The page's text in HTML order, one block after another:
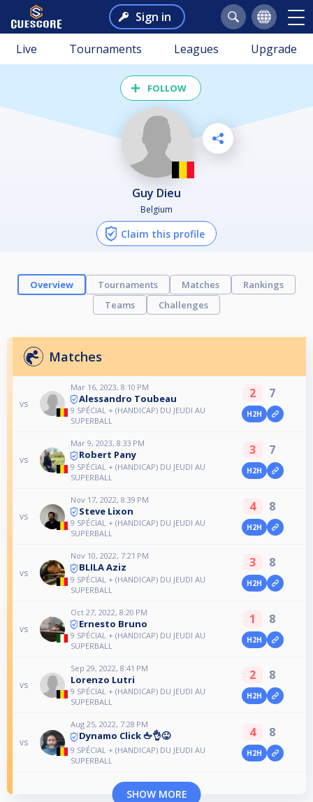
Sign in
Live Tournaments Leagues Upgrade
FOLLOW
Guy Dieu
Belgium
Claim this profile
Overview Tournaments Matches
Rankings
Teams
Challenges
Matches
vs
Mar 16, 2023, 8:10 PM
Alessandro Toubeau
9 SPÉCIAL + (HANDICAP) DU JEUDI AU
SUPERBALL
2 7
H2H
vs
Mar 9, 2023, 8:33 PM
Robert Pany
9 SPÉCIAL + (HANDICAP) DU JEUDI AU
SUPERBALL
3 7
H2H
vs
Nov 17, 2022, 8:39 PM
Steve Lixon
9 SPÉCIAL + (HANDICAP) DU JEUDI AU
SUPERBALL
4 8
H2H
vs
Nov 10, 2022, 7:21 PM
BLILA Aziz
9 SPÉCIAL + (HANDICAP) DU JEUDI AU
SUPERBALL
3 8
H2H
vs
Oct 27, 2022, 8:20 PM
Ernesto Bruno
9 SPÉCIAL + (HANDICAP) DU JEUDI AU
SUPERBALL
1 8
H2H
vs
Sep 29, 2022, 8:41 PM
Lorenzo Lutri
9 SPÉCIAL + (HANDICAP) DU JEUDI AU
SUPERBALL
2 8
H2H
vs
Aug 25, 2022, 7:28 PM
Dynamo Click 🖕👌😜
9 SPÉCIAL + (HANDICAP) DU JEUDI AU
SUPERBALL
4 8
H2H
SHOW MORE